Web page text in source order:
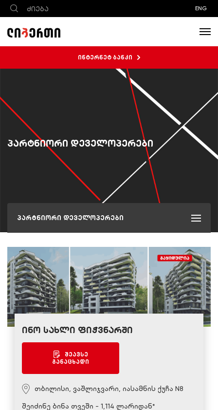
ENG
ინტერნეტ ბანკი
პარტნიორი დეველოპერები
პარტნიორი დეველოპერები
ინო სახლი ფიჭვნარში
შეავსე
განაცხადი
თბილისი, ვაშლიჯვარი, იასამნის ქუჩა N8
შეიძინე ბინა თვეში - 1,114 ლარიდან*